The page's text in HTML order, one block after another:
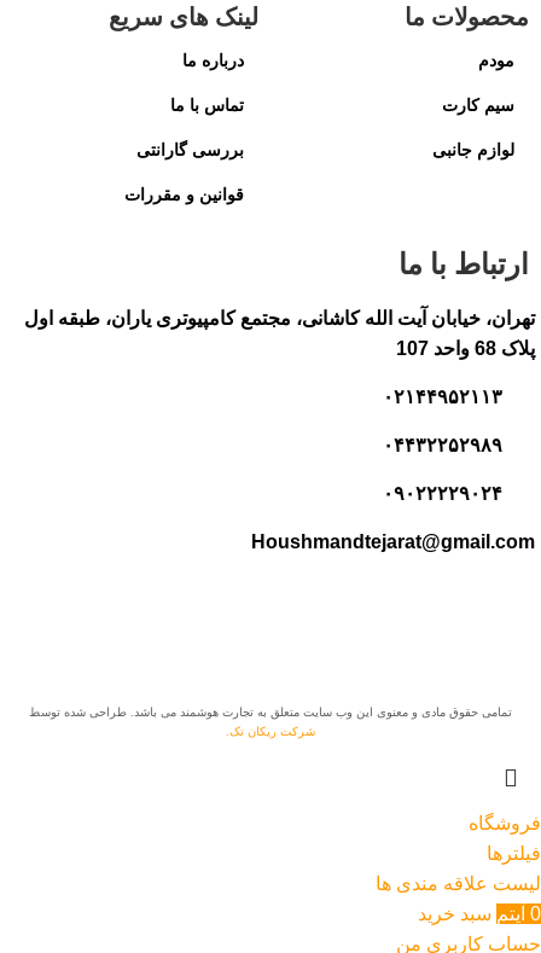
محصولات ما
مودم
سیم کارت
لوازم جانبی
لینک های سریع
درباره ما
تماس با ما
بررسی گارانتی
قوانین و مقررات
ارتباط با ما
تهران، خیابان آیت الله کاشانی، مجتمع کامپیوتری یاران، طبقه اول
پلاک 68 واحد 107
۰۲۱۴۴۹۵۲۱۱۳
۰۴۴۳۲۲۵۲۹۸۹
۰۹۰۲۲۲۲۹۰۲۴
Houshmandtejarat@gmail.com
تمامی حقوق مادی و معنوی این وب سایت متعلق به تجارت هوشمند می باشد. طراحی شده توسط
شرکت ریکان تک.
فروشگاه
فیلترها
لیست علاقه مندی ها
0 آیتم سبد خرید
حساب کاربری من